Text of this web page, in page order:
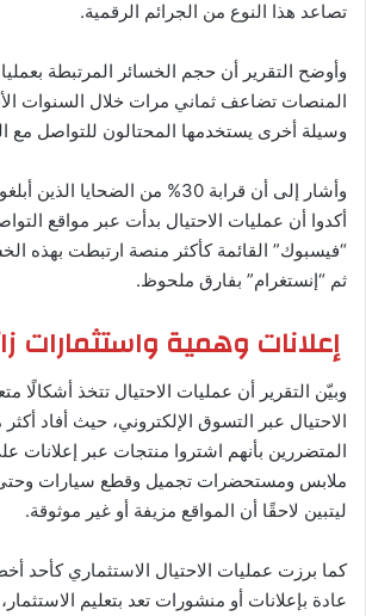
تصاعد هذا النوع من الجرائم الرقمية.
وأوضح التقرير أن حجم الخسائر المرتبطة
المنصات تضاعف ثماني مرات خلال السنوات
وسيلة أخرى يستخدمها المحتالون للتواصل مع
وأشار إلى أن قرابة 30% من الضحايا
أكدوا أن عمليات الاحتيال بدأت عبر مواقع
“فيسبوك” القائمة كأكثر منصة ارتبطت بهذه
ثم “إنستغرام” بفارق ملحوظ.
إعلانات وهمية واستثمارات
وبيّن التقرير أن عمليات الاحتيال تتخذ أشكالًا
المتضررين بأنهم اشتروا منتجات عبر
ملابس ومستحضرات تجميل وقطع سيارات وحتى
ليتبين لاحقًا أن المواقع مزيفة أو غير موثوقة.
كما برزت عمليات الاحتيال الاستثماري كأحد أخطر
عادة بإعلانات أو منشورات تعد بتعليم